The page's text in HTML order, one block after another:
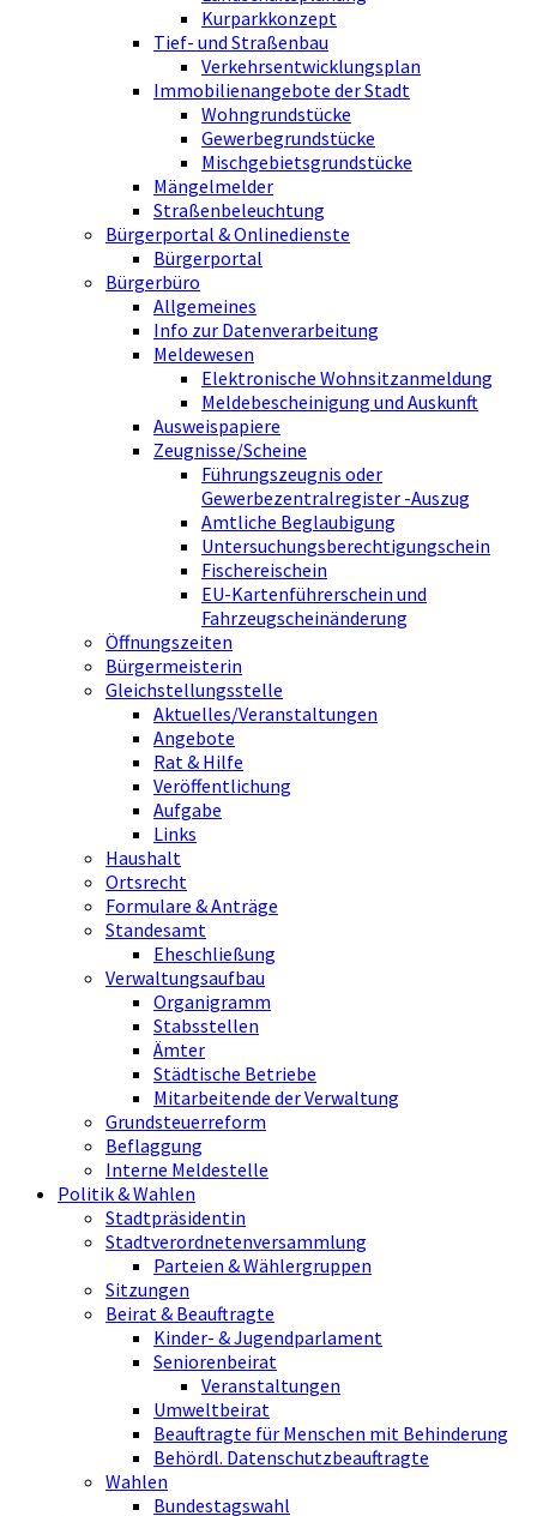
Kurparkkonzept
Tief- und Straßenbau
Verkehrsentwicklungsplan
Immobilienangebote der Stadt
Wohngrundstücke
Gewerbegrundstücke
Mischgebietsgrundstücke
Mängelmelder
Straßenbeleuchtung
Bürgerportal & Onlinedienste
Bürgerportal
Bürgerbüro
Allgemeines
Info zur Datenverarbeitung
Meldewesen
Elektronische Wohnsitzanmeldung
Meldebescheinigung und Auskunft
Ausweispapiere
Zeugnisse/Scheine
Führungszeugnis oder
Gewerbezentralregister -Auszug
Amtliche Beglaubigung
Untersuchungsberechtigungschein
Fischereischein
EU-Kartenführerschein und
Fahrzeugscheinänderung
Öffnungszeiten
Bürgermeisterin
Gleichstellungsstelle
Aktuelles/Veranstaltungen
Angebote
Rat & Hilfe
Veröffentlichung
Aufgabe
Links
Haushalt
Ortsrecht
Formulare & Anträge
Standesamt
Eheschließung
Verwaltungsaufbau
Organigramm
Stabsstellen
Ämter
Städtische Betriebe
Mitarbeitende der Verwaltung
Grundsteuerreform
Beflaggung
Interne Meldestelle
Politik & Wahlen
Stadtpräsidentin
Stadtverordnetenversammlung
Parteien & Wählergruppen
Sitzungen
Beirat & Beauftragte
Kinder- & Jugendparlament
Seniorenbeirat
Veranstaltungen
Umweltbeirat
Beauftragte für Menschen mit Behinderung
Behördl. Datenschutzbeauftragte
Wahlen
Bundestagswahl